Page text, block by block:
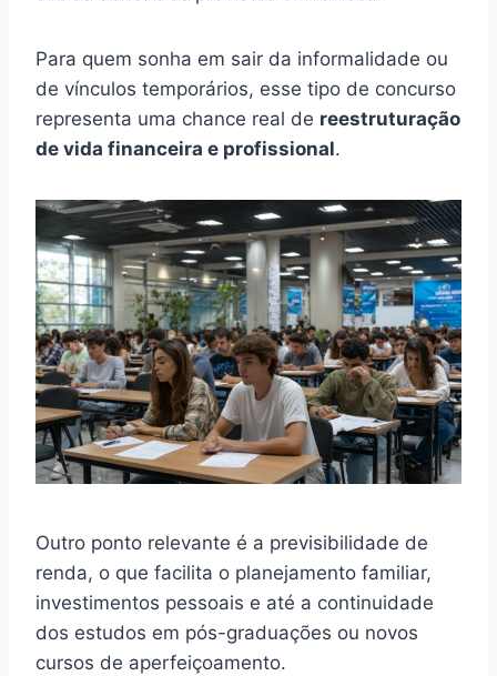
Para quem sonha em sair da informalidade ou
de vínculos temporários, esse tipo de concurso
representa uma chance real de reestruturação
de vida financeira e profissional.
Outro ponto relevante é a previsibilidade de
renda, o que facilita o planejamento familiar,
investimentos pessoais e até a continuidade
dos estudos em pós-graduações ou novos
cursos de aperfeiçoamento.